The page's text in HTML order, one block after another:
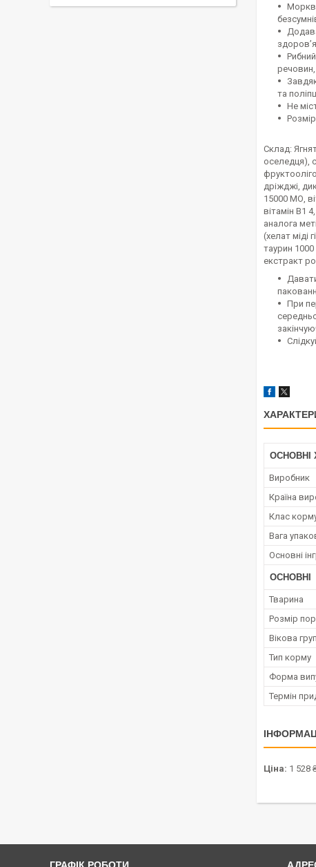
речовин,
та
Не
Склад:
оселедця),
дріжджі,
15000 МО,
вітамін B1
аналога
(хелат міді
таурин
екстракт
При
ОСНОВНІ
Виробник
Країна
Клас
Вага
Основні
ОСНОВНІ
Тварина
Розмір
Вікова
Тип корму
Форма
Термін
Ціна: 1 528